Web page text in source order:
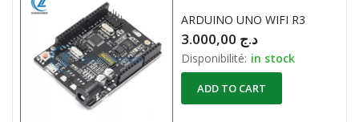
ARDUINO UNO WIFI R3
د.ج
Disponibilité: in stock
ADD TO CART